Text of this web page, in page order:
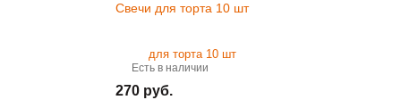
Свечи для торта 10 шт
Есть в наличии
270 руб.